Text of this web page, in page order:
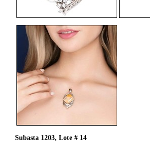
Subasta 1203, Lote # 14